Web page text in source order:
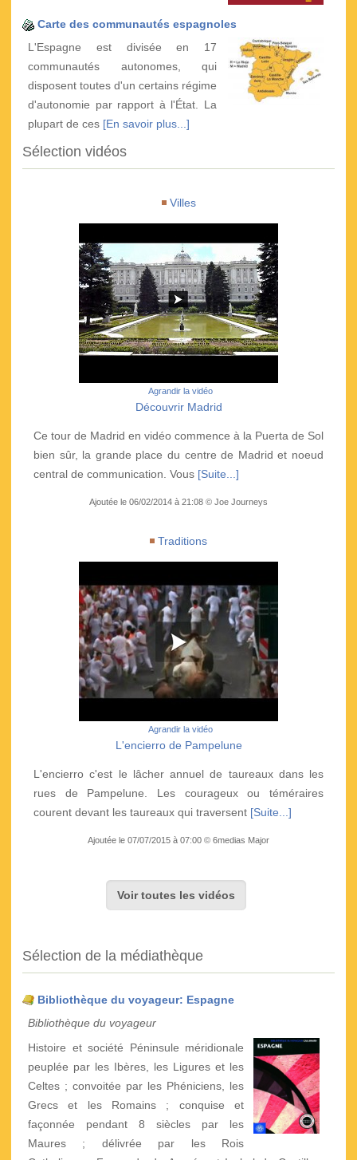
Carte des communautés espagnoles
L'Espagne est divisée en 17
communautés autonomes, qui
disposent toutes d'un certains régime
d'autonomie par rapport à l'État. La
plupart de ces [En savoir plus...]
Sélection vidéos
Villes
Agrandir la vidéo
Découvrir Madrid
Ce tour de Madrid en vidéo commence à la Puerta de Sol
bien sûr, la grande place du centre de Madrid et noeud
central de communication. Vous [Suite...]
Ajoutée le 06/02/2014 à 21:08 © Joe Journeys
Traditions
Agrandir la vidéo
L'encierro de Pampelune
L'encierro c'est le lâcher annuel de taureaux dans les
rues de Pampelune. Les courageux ou téméraires
courent devant les taureaux qui traversent [Suite...]
Ajoutée le 07/07/2015 à 07:00 © 6medias Major
Voir toutes les vidéos
Sélection de la médiathèque
Bibliothèque du voyageur: Espagne
Bibliothèque du voyageur
Histoire et société Péninsule méridionale
peuplée par les Ibères, les Ligures et les
Celtes ; convoitée par les Phéniciens, les
Grecs et les Romains ; conquise et
façonnée pendant 8 siècles par les
Maures ; délivrée par les Rois